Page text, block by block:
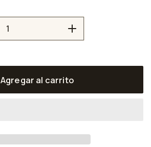
Aumentar
Playa
Agregar al carrito